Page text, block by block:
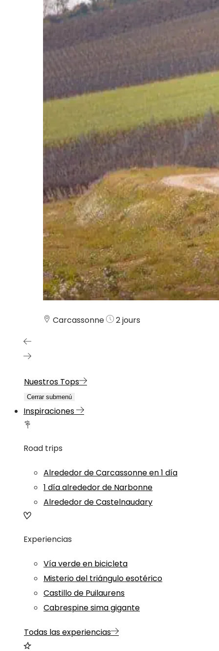
Carcassonne 2 jours
Nuestros Tops
Cerrar submenú
Inspiraciones
Road trips
Alrededor de Carcassonne en 1 día
1 día alrededor de Narbonne
Alrededor de Castelnaudary
Experiencias
Vía verde en bicicleta
Misterio del triángulo esotérico
Castillo de Puilaurens
Cabrespine sima gigante
Todas las experiencias